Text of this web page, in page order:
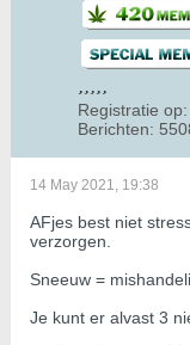
Registratie op:
Berichten:
14 May 2021, 19:38
AFjes best niet
verzorgen.
Sneeuw =
Je kunt er alvast 3